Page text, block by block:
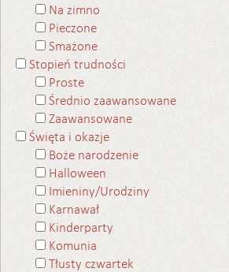
Na zimno
Pieczone
Smażone
Stopień trudności
Proste
Średnio zaawansowane
Zaawansowane
Święta i okazje
Boże narodzenie
Halloween
Imieniny/Urodziny
Karnawał
Kinderparty
Komunia
Tłusty czwartek